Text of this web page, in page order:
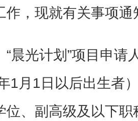
作，现就有关事项通
光计划”项目申请
1月1日以后出生者
位、副高级及以下